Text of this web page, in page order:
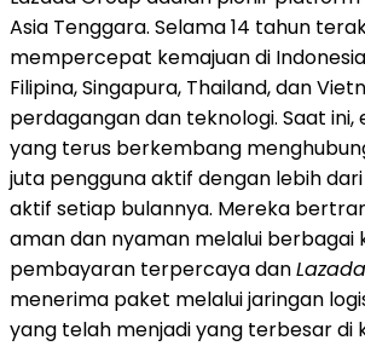
Asia Tenggara. Selama 14 tahun
mempercepat kemajuan di
Filipina, Singapura, Thailand, dan
perdagangan dan teknologi. Saat ini,
yang terus berkembang
juta pengguna aktif dengan lebih
aktif setiap bulannya. Mereka
aman dan nyaman melalui berbagai
pembayaran terpercaya dan
menerima paket melalui jaringan
yang telah menjadi yang terbesar di